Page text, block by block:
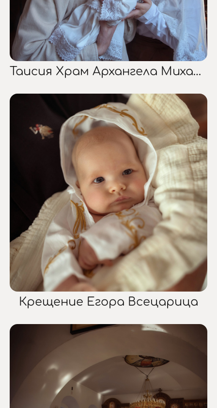
Таисия Храм Архангела Михаила
Крещение Егора Всецарица